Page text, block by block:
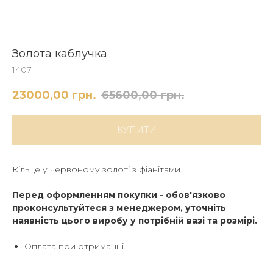
Золота каблучка
1407
23000,00 грн. 65600,00 грн.
КУПИТИ
Кільце у червоному золоті з фіанітами.
Перед оформленням покупки - обов'язково
проконсультуйтеся з менеджером, уточніть
наявність цього виробу у потрібній вазі та розмірі.
Оплата при отриманні